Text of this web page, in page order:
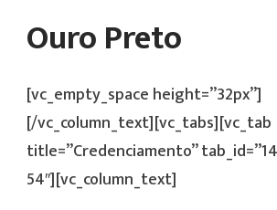
Ouro Preto
[vc_empty_space height=”32px”]
[/vc_column_text][vc_tabs][vc_tab
title=”Credenciamento”
54″][vc_column_text]